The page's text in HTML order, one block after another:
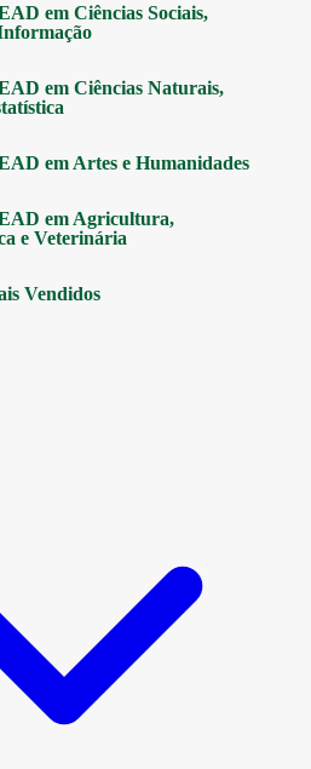
em Ciências Sociais,
em Ciências Naturais,
em Artes e Humanidades
em Agricultura,
e Veterinária
Vendidos